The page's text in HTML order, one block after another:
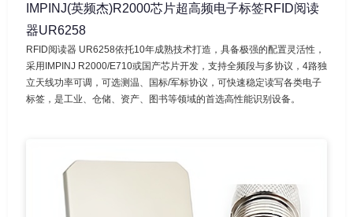
IMPINJ(英频杰)R2000芯片超高频电子标签RFID阅读
器UR6258
RFID阅读器 UR6258依托10年成熟技术打造，具备极强的配置灵活性，
采用IMPINJ R2000/E710或国产芯片开发，支持全频段与多协议，4路独
立天线功率可调，可选测温、国标/军标协议，可快速稳定读写各类电子
标签，是工业、仓储、资产、图书等领域的首选高性能识别设备。